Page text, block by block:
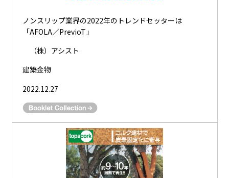
ノンスリップ業界の2022年のトレンドセッターは
「AFOLA／PrevioT」
（株）アシスト
建築金物
2022.12.27